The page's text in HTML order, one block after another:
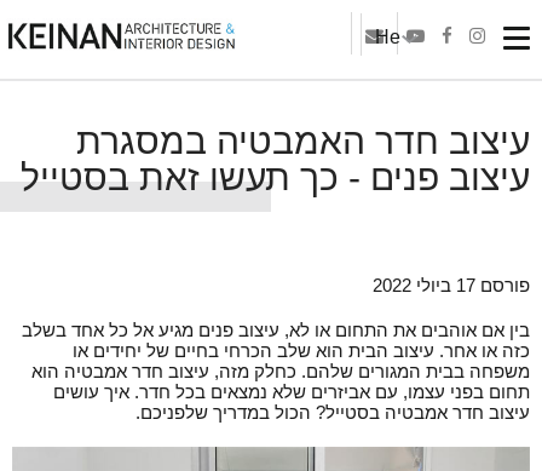
He
עיצוב חדר האמבטיה במסגרת
עיצוב פנים - כך תעשו זאת בסטייל
פורסם 17 ביולי 2022
בין אם אוהבים את התחום או לא, עיצוב פנים מגיע אל כל אחד בשלב
כזה או אחר. עיצוב הבית הוא שלב הכרחי בחיים של יחידים או
משפחה בבית המגורים שלהם. כחלק מזה, עיצוב חדר אמבטיה הוא
תחום בפני עצמו, עם אביזרים שלא נמצאים בכל חדר. איך עושים
עיצוב חדר אמבטיה בסטייל? הכול במדריך שלפניכם.